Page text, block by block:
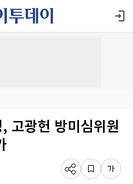
고광헌 방미심위원